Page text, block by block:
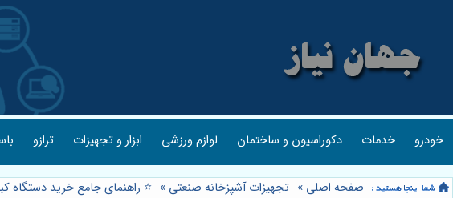
خودرو خدمات دکوراسیون و ساختمان لوازم ورزشی ابزار و تجهیزات ترازو
صفحه اصلی » تجهیزات آشپزخانه صنعتی » ⭐️ راهنمای جامع خرید دستگاه